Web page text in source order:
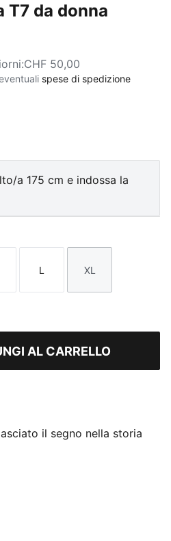
T7 da donna
:CHF 50,00
spese di spedizione
a 175 cm e indossa la
Taglia
L
Taglia
XL
AL CARRELLO
il segno nella storia
caratteristici pannelli
DNA PUMA, la
icona. Questa stagione
comode e cropped e un
un tocco di carattere in